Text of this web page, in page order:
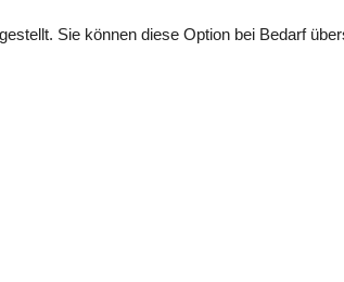
Sie können diese Option bei Bedarf